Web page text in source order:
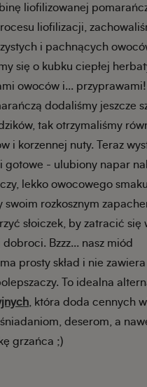
liofilizowanej
liofilizacji,
i pachnących
się o kubku ciepłej
owoców i...
dodaliśmy jeszcze
tak otrzymaliśmy
i korzennej nuty. Teraz
i gotowe - ulubiony napar
lekko owocowego
swoim rozkosznym
słoiczek, by zatracić się
Bzzz... nasz miód
prosty skład i nie
To idealna
, która doda cennych
deserom, a
grzańca ;)